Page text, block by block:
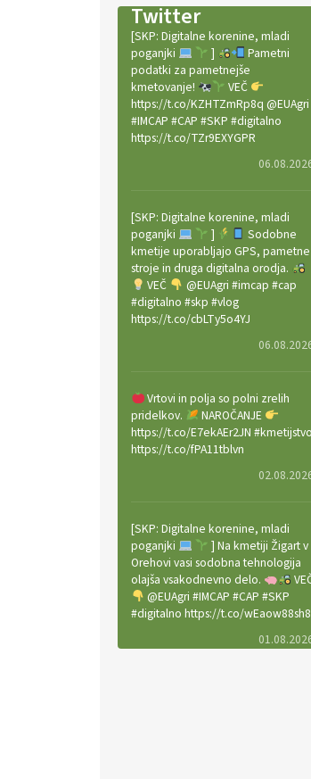
Twitter
[SKP: Digitalne korenine, mladi
poganjki
]
Pametni
podatki za pametnejše
kmetovanje!
VEČ
https://t.co/KZHTZmRp8q @EUAgri
#IMCAP #CAP #SKP #digitalno
https://t.co/TZr9EXYGPR
[SKP: Digitalne korenine, mladi
poganjki
]
Sodobne
kmetije uporabljajo GPS, pametne
stroje in druga digitalna orodja.
VEČ
@EUAgri #imcap #cap
#digitalno #skp #vlog
https://t.co/cbLTy5o4YJ
Vrtovi in polja so polni zrelih
pridelkov.
NAROČANJE
https://t.co/E7ekAEr2JN #kmetijstvo
https://t.co/fPA11tblvn
[SKP: Digitalne korenine, mladi
poganjki
] Na kmetiji Žigart v
Orehovi vasi sodobna tehnologija
olajša vsakodnevno delo.
@EUAgri #IMCAP #CAP #SKP
#digitalno https://t.co/wEaow88sh8